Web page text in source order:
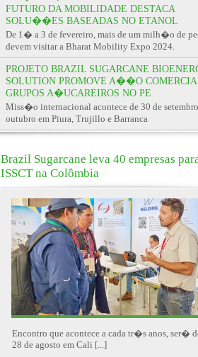
FUTURO DA MOBILIDADE DESTACA
SOLU��ES BASEADAS NO ETANOL
De 1� a 3 de fevereiro, mais de um milh�o de
devem visitar a Bharat Mobility Expo 2024.
PROJETO BRAZIL SUGARCANE
SOLUTION PROMOVE A��O
GRUPOS A�UCAREIROS NO PE
Miss�o internacional acontece de 30 de
outubro em Piura, Trujillo e Barranca
Brazil Sugarcane leva 40 empresas
ISSCT na Colômbia
Encontro que acontece a cada tr�s anos, ser�
28 de agosto em Cali [...]